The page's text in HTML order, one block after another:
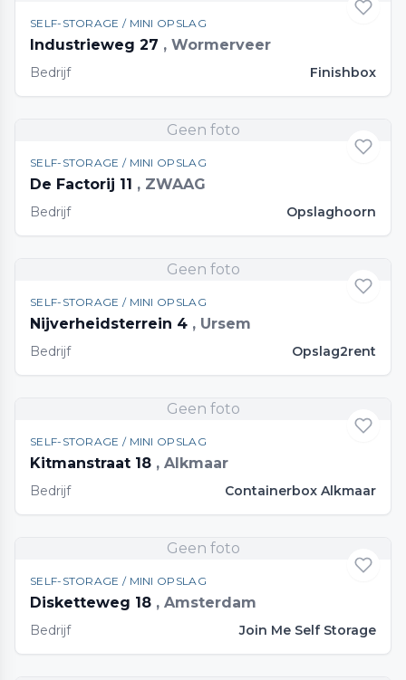
SELF-STORAGE / MINI OPSLAG
Industrieweg 27 , Wormerveer
Bedrijf Finishbox
Geen foto
SELF-STORAGE / MINI OPSLAG
De Factorij 11 , ZWAAG
Bedrijf Opslaghoorn
Geen foto
SELF-STORAGE / MINI OPSLAG
Nijverheidsterrein 4 , Ursem
Bedrijf Opslag2rent
Geen foto
SELF-STORAGE / MINI OPSLAG
Kitmanstraat 18 , Alkmaar
Bedrijf Containerbox Alkmaar
Geen foto
SELF-STORAGE / MINI OPSLAG
Disketteweg 18 , Amsterdam
Bedrijf Join Me Self Storage